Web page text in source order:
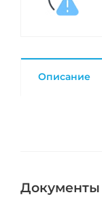
Описание
Документы